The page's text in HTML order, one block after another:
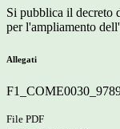
Si pubblica il decreto
per l'ampliamento
Allegati
File PDF